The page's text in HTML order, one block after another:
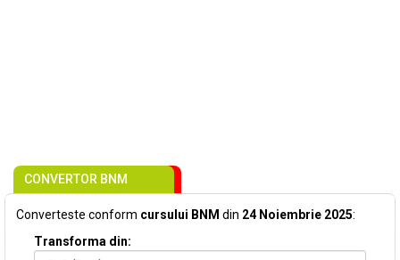
CONVERTOR BNM
Converteste conform cursului BNM din 24 Noiembrie 2025:
Transforma din: